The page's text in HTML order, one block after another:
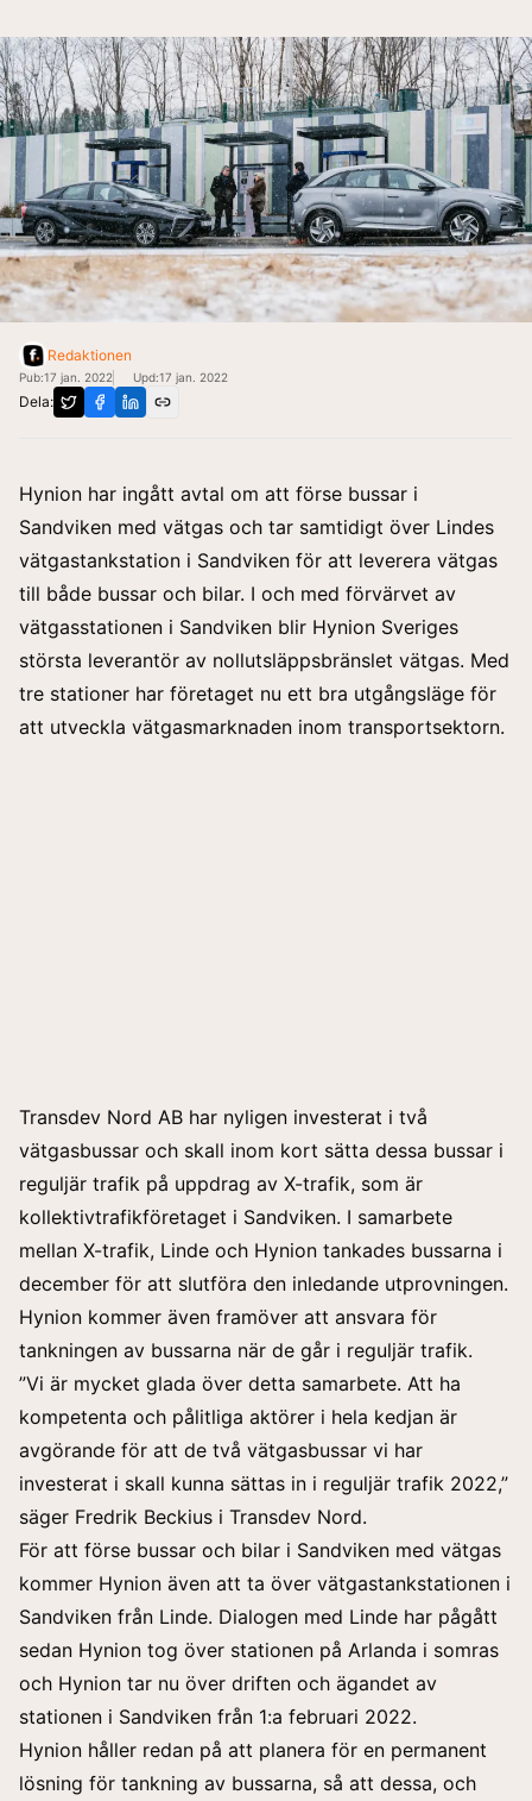
Redaktionen
Pub:17 jan. 2022 Upd:17 jan. 2022
Dela:
Hynion har ingått avtal om att förse bussar i
Sandviken med vätgas och tar samtidigt över Lindes
vätgastankstation i Sandviken för att leverera vätgas
till både bussar och bilar. I och med förvärvet av
vätgasstationen i Sandviken blir Hynion Sveriges
största leverantör av nollutsläppsbränslet vätgas. Med
tre stationer har företaget nu ett bra utgångsläge för
att utveckla vätgasmarknaden inom transportsektorn.
Transdev Nord AB har nyligen investerat i två
vätgasbussar och skall inom kort sätta dessa bussar i
reguljär trafik på uppdrag av X-trafik, som är
kollektivtrafikföretaget i Sandviken. I samarbete
mellan X-trafik, Linde och Hynion tankades bussarna i
december för att slutföra den inledande utprovningen.
Hynion kommer även framöver att ansvara för
tankningen av bussarna när de går i reguljär trafik.
”Vi är mycket glada över detta samarbete. Att ha
kompetenta och pålitliga aktörer i hela kedjan är
avgörande för att de två vätgasbussar vi har
investerat i skall kunna sättas in i reguljär trafik 2022,”
säger Fredrik Beckius i Transdev Nord.
För att förse bussar och bilar i Sandviken med vätgas
kommer Hynion även att ta över vätgastankstationen i
Sandviken från Linde. Dialogen med Linde har pågått
sedan Hynion tog över stationen på Arlanda i somras
och Hynion tar nu över driften och ägandet av
stationen i Sandviken från 1:a februari 2022.
Hynion håller redan på att planera för en permanent
lösning för tankning av bussarna, så att dessa, och